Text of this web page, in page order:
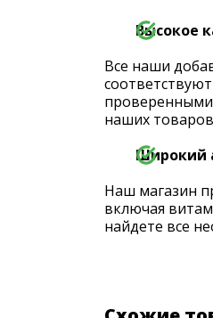
Высокое
Все наши
проверенными
наших
Широкий
Наш магазин
включая
найдете все